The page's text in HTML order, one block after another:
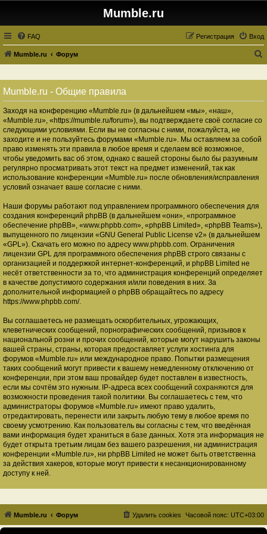
Mumble.ru
FAQ Вход
Регистрация
Mumble.ru Форум
и
Mumble.ru - Общие правила
Заходя на конференцию «Mumble.ru» (в дальнейшем «мы», «наш»,
«Mumble.ru», «https://mumble.ru/forum»), вы подтверждаете своё согласие со
следующими условиями. Если вы не согласны с ними, пожалуйста, не
заходите и не пользуйтесь форумами «Mumble.ru». Мы оставляем за собой
право изменять эти правила в любое время и сделаем всё возможное,
чтобы уведомить вас об этом, однако с вашей стороны было бы разумным
регулярно просматривать этот текст на предмет изменений, так как
использование конференции «Mumble.ru» после обновления/исправления
условий означает ваше согласие с ними.
Наши форумы работают под управлением программного обеспечения для
создания конференций phpBB (в дальнейшем «они», «программное
обеспечение phpBB», «www.phpbb.com», «phpBB Limited», «phpBB Teams»),
выпущенного по лицензии «GNU General Public License v2» (в дальнейшем
«GPL»). Скачать его можно по адресу www.phpbb.com. Ограничения
лицензии GPL для программного обеспечения phpBB строго связаны с
организацией и поддержкой интернет-конференций, и phpBB Limited не
несёт ответственности за то, что администрация конференций определяет
в качестве допустимого содержания и/или поведения в них. За
дополнительной информацией о phpBB обращайтесь по адресу
https://www.phpbb.com/.
Вы соглашаетесь не размещать оскорбительных, угрожающих,
клеветнических сообщений, порнографических сообщений, призывов к
национальной розни и прочих сообщений, которые могут нарушить законы
вашей страны, страны, которая предоставляет услуги хостинга для
форумов «Mumble.ru» или международное право. Попытки размещения
таких сообщений могут привести к вашему немедленному отключению от
конференции, при этом ваш провайдер будет поставлен в известность,
если мы сочтём это нужным. IP-адреса всех сообщений сохраняются для
возможности проведения такой политики. Вы соглашаетесь с тем, что
администраторы форумов «Mumble.ru» имеют право удалить,
отредактировать, перенести или закрыть любую тему в любое время по
своему усмотрению. Как пользователь вы согласны с тем, что введённая
вами информация будет храниться в базе данных. Хотя эта информация не
будет открыта третьим лицам без вашего разрешения, ни администрация
конференции «Mumble.ru», ни phpBB Limited не может быть ответственна
за действия хакеров, которые могут привести к несанкционированному
доступу к ней.
Mumble.ru Форум Часовой пояс: UTC+03:00
Удалить cookies